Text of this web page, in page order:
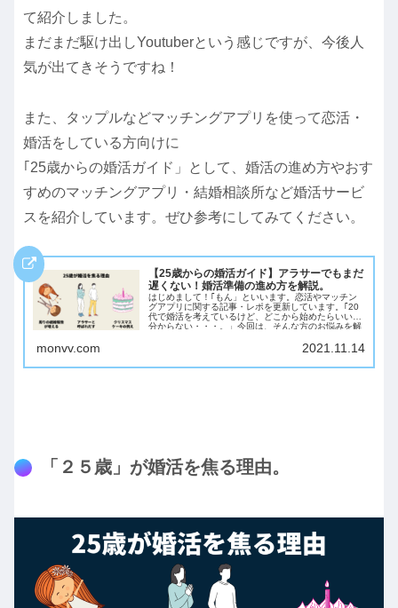
て紹介しました。
まだまだ駆け出しYoutuberという感じですが、今後人
気が出てきそうですね！
また、タップルなどマッチングアプリを使って恋活・
婚活をしている方向けに
｢25歳からの婚活ガイド」として、婚活の進め方やおす
すめのマッチングアプリ・結婚相談所など婚活サービ
スを紹介しています。ぜひ参考にしてみてください。
【25歳からの婚活ガイド】アラサーでもまだ
遅くない！婚活準備の進め方を解説。
はじめまして！｢もん」といいます。恋活やマッチン
グアプリに関する記事・レポを更新しています。｢20
代で婚活を考えているけど、どこから始めたらいいか
分からない・・・。」今回は、そんな方のお悩みを解
monvv.com 2021.11.14
「２５歳」が婚活を焦る理由。